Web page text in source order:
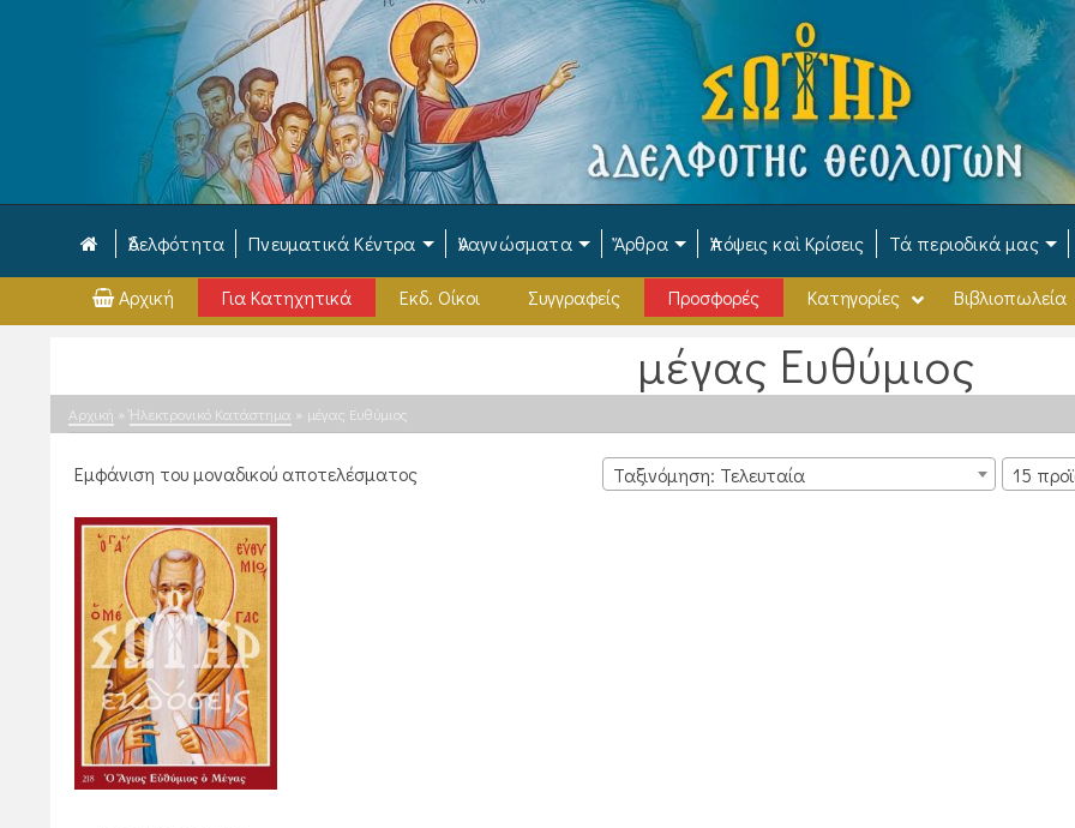
Ἀδελφότητα Πνευματικά Κέντρα Ἀναγνώσματα Ἄρθρα Ἀπόψεις καὶ Κρίσεις Τά περιοδικά μας
Αρχική Για Κατηχητικά Εκδ. Οίκοι Συγγραφείς Προσφορές Κατηγορίες Βιβλιοπωλεία
μέγας Ευθύμιος
Αρχική » Ἠλεκτρονικό Κατάστημα » μέγας Ευθύμιος
Εμφάνιση του μοναδικού αποτελέσματος Ταξινόμηση: Τελευταία